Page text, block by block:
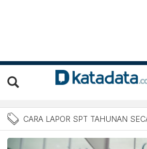
Berita Cara
CARA LAPOR SPT TAHUNAN